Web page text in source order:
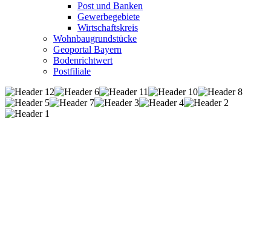
Post und Banken
Gewerbegebiete
Wirtschaftskreis
Wohnbaugrundstücke
Geoportal Bayern
Bodenrichtwert
Postfiliale